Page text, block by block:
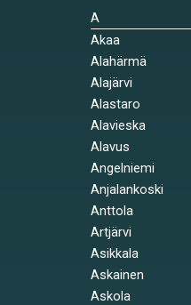
A
Akaa
Alahärmä
Alajärvi
Alastaro
Alavieska
Alavus
Angelniemi
Anjalankoski
Anttola
Artjärvi
Asikkala
Askainen
Askola